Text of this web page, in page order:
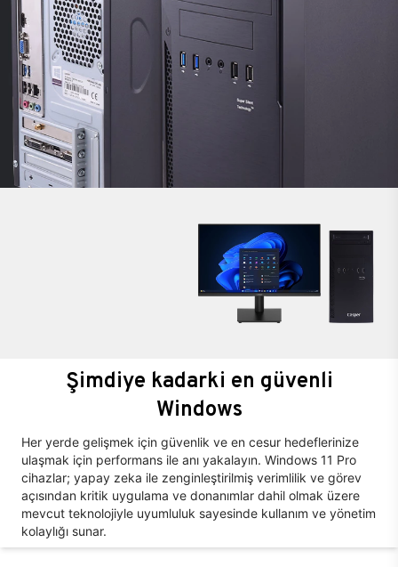
Şimdiye kadarki en güvenli
Windows
Her yerde gelişmek için güvenlik ve en cesur hedeflerinize
ulaşmak için performans ile anı yakalayın. Windows 11 Pro
cihazlar; yapay zeka ile zenginleştirilmiş verimlilik ve görev
açısından kritik uygulama ve donanımlar dahil olmak üzere
mevcut teknolojiyle uyumluluk sayesinde kullanım ve yönetim
kolaylığı sunar.